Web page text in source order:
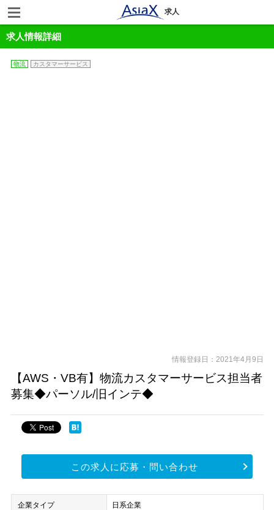
求人
求人情報詳細
物流 カスタマーサービス
情報登録日：2021年4月9日
【AWS・VB有】物流カスタマーサービス担当者
募集◆パーソル/旧インテ◆
この求人に応募・問い合わせ
企業タイプ 日系企業